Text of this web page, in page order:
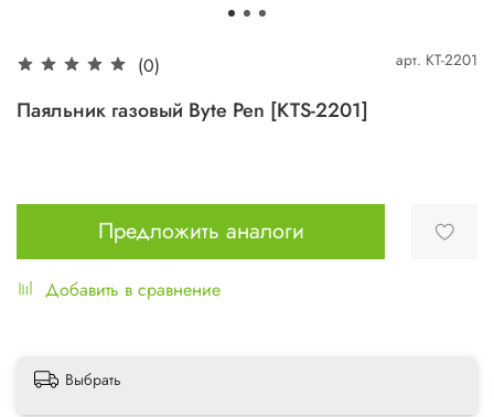
(0) арт. KT-2201
Паяльник газовый Byte Pen [KTS-2201]
Предложить аналоги
Добавить в сравнение
Выбрать